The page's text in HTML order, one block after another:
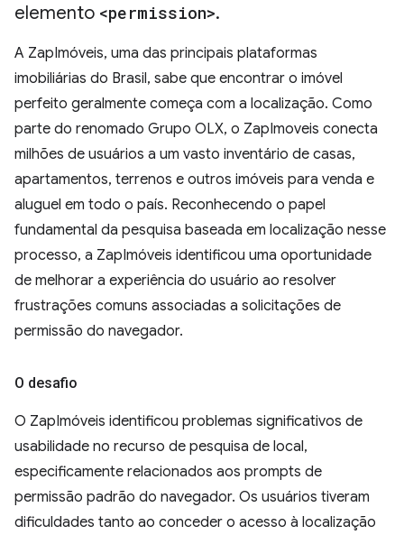
elemento <permission>.
A ZapImóveis, uma das principais plataformas
imobiliárias do Brasil, sabe que encontrar o imóvel
perfeito geralmente começa com a localização. Como
parte do renomado Grupo OLX, o ZapImoveis conecta
milhões de usuários a um vasto inventário de casas,
apartamentos, terrenos e outros imóveis para venda e
aluguel em todo o país. Reconhecendo o papel
fundamental da pesquisa baseada em localização nesse
processo, a ZapImóveis identificou uma oportunidade
de melhorar a experiência do usuário ao resolver
frustrações comuns associadas a solicitações de
permissão do navegador.
O desafio
O ZapImóveis identificou problemas significativos de
usabilidade no recurso de pesquisa de local,
especificamente relacionados aos prompts de
permissão padrão do navegador. Os usuários tiveram
dificuldades tanto ao conceder o acesso à localização